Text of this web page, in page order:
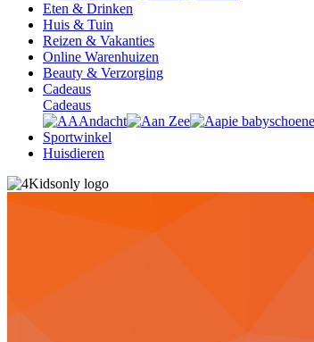
Eten & Drinken
Huis & Tuin
Reizen & Vakanties
Online Warenhuizen
Beauty & Verzorging
Cadeaus
Cadeaus
Sportwinkel
Huisdieren